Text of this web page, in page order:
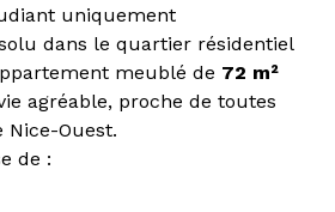
uniquement
dans le quartier résidentiel
meublé de 72 m²
agréable, proche de toutes
Nice-Ouest.
de :